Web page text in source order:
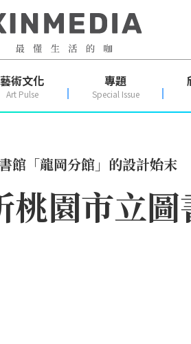
藝術文化
Art Pulse
專題
Special Issue
館「龍岡分館」的設計始末
園市立